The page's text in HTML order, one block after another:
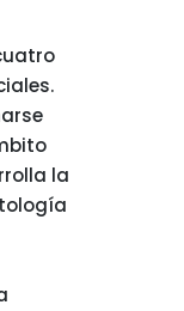
la